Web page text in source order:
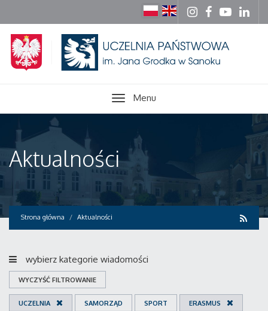
Menu
Aktualności
Strona główna Aktualności
wybierz kategorie wiadomości
WYCZYŚĆ FILTROWANIE
UCZELNIA SAMORZĄD SPORT ERASMUS